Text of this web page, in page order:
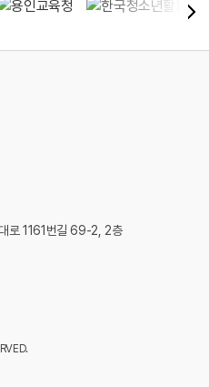
로 1161번길 69-2, 2층